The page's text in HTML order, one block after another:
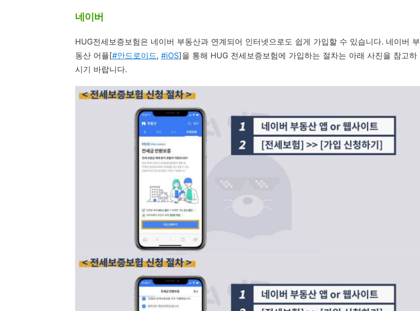
네이버
HUG전세보증보험은 네이버 부동산과 연계되어 인터넷으로도 쉽게 가입할 수 있습니다. 네이버 부
동산 어플[#안드로이드, #iOS]을 통해 HUG 전세보증보험에 가입하는 절차는 아래 사진을 참고하
시기 바랍니다.